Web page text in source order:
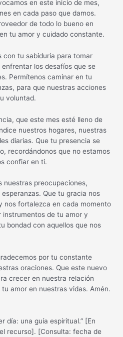
en este inicio de mes,
en cada paso que damos.
de todo lo bueno en
tu amor y cuidado constante.
con tu sabiduría para tomar
los desafíos que se
Permítenos caminar en tu
para que nuestras acciones
voluntad.
que este mes esté lleno de
nuestros hogares, nuestras
diarias. Que tu presencia se
recordándonos que no estamos
confiar en ti.
nuestras preocupaciones,
Que tu gracia nos
nos fortalezca en cada momento
instrumentos de tu amor y
bondad con aquellos que nos
por tu constante
oraciones. Que este nuevo
crecer en nuestra relación
amor en nuestras vidas. Amén.
día: una guía espiritual.” [En
recurso]. [Consulta: fecha de